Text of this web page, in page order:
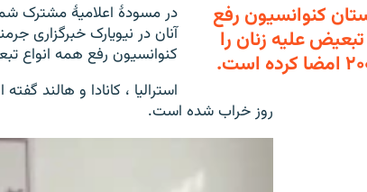
کنوانسیون رفع
علیه زنان را
در مسودۀ اعلامیۀ مشترک
آنان در نیویارک خبرگزاری
کنوانسیون رفع همه انواع
استرالیا ، کانادا و هالند
روز خراب شده است.